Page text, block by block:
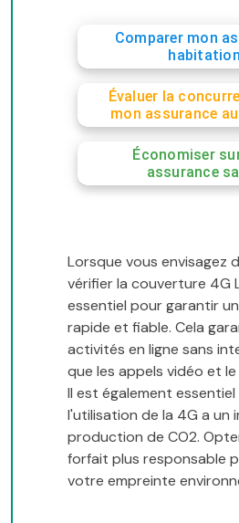
Comparer mon
habitation
Évaluer la
mon assurance
Économiser
assurance
Lorsque vous envisagez
vérifier la couverture 4G
essentiel pour garantir
rapide et fiable. Cela
activités en ligne sans
que les appels vidéo et
Il est également
l'utilisation de la 4G a un
production de CO2.
forfait plus responsable
votre empreinte